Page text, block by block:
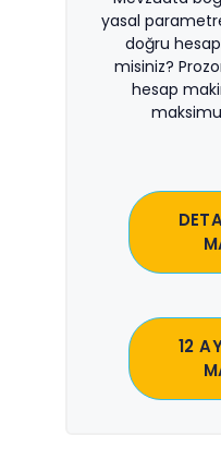
yasal
doğru
misiniz?
hesap
12